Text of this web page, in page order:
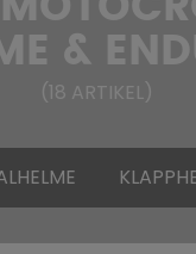
&
(18 ARTIKEL)